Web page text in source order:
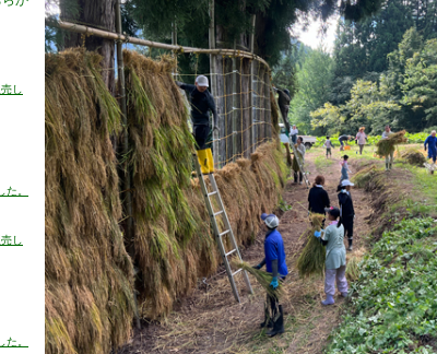
し
。
し
。